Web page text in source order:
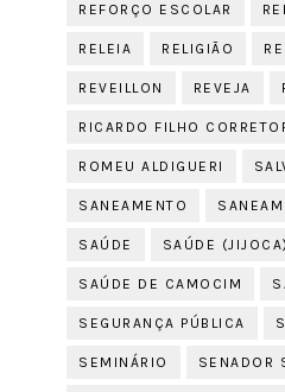
REFORÇO ESCOLAR
RELEIA RELIGIÃO
REVEILLON REVEJA
RICARDO FILHO
ROMEU ALDIGUERI
SANEAMENTO
SAÚDE SAÚDE (JIJOCA)
SAÚDE DE CAMOCIM
SEGURANÇA PÚBLICA
SEMINÁRIO SENADOR